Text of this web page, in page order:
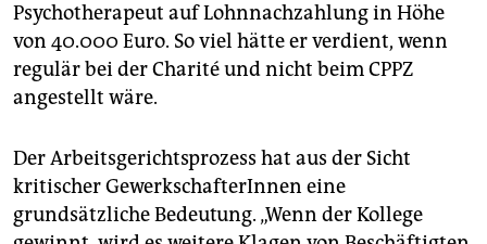
Psychotherapeut auf Lohnnachzahlung in Höhe
von 40.000 Euro. So viel hätte er verdient, wenn
regulär bei der Charité und nicht beim CPPZ
angestellt wäre.
Der Arbeitsgerichtsprozess hat aus der Sicht
kritischer GewerkschafterInnen eine
grundsätzliche Bedeutung. „Wenn der Kollege